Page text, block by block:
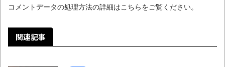
コメントデータの処理方法の詳細はこちらをご覧ください。
関連記事